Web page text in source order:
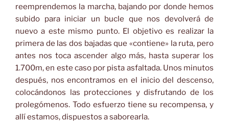
reemprendemos la marcha, bajando por donde hemos
subido para iniciar un bucle que nos devolverá de
nuevo a este mismo punto. El objetivo es realizar la
primera de las dos bajadas que «contiene» la ruta, pero
antes nos toca ascender algo más, hasta superar los
1.700m, en este caso por pista asfaltada. Unos minutos
después, nos encontramos en el inicio del descenso,
colocándonos las protecciones y disfrutando de los
prolegómenos. Todo esfuerzo tiene su recompensa, y
allí estamos, dispuestos a saborearla.